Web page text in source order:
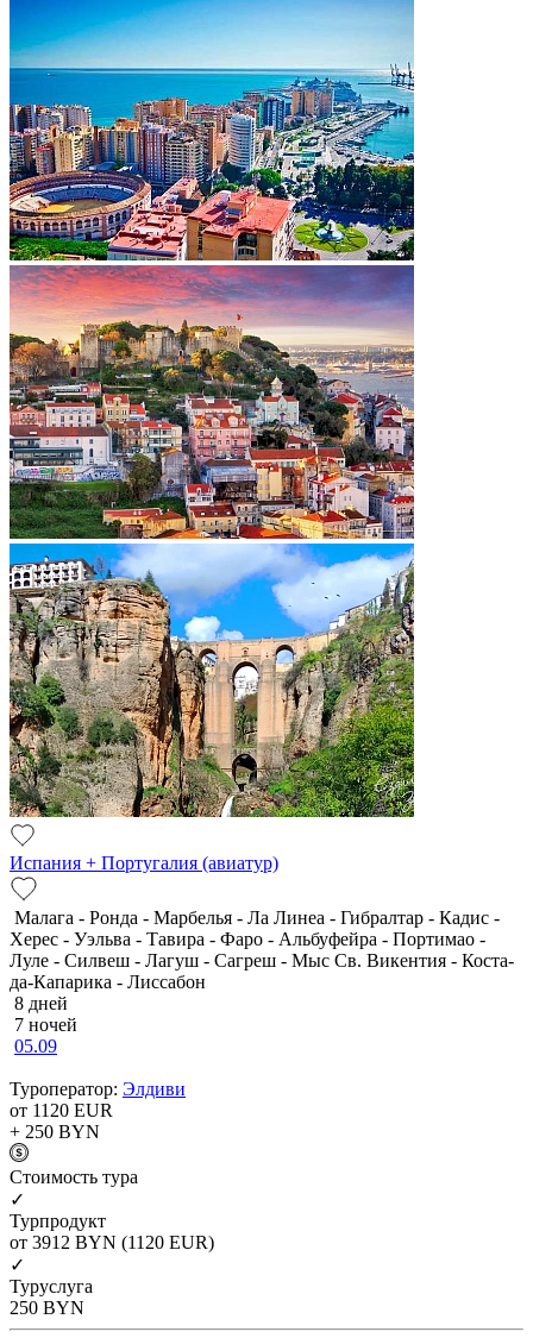
Испания + Португалия (авиатур)
Малага - Ронда - Марбелья - Ла Линеа - Гибралтар - Кадис -
Херес - Уэльва - Тавира - Фаро - Альбуфейра - Портимао -
Луле - Силвеш - Лагуш - Сагреш - Мыс Св. Викентия - Коста-
да-Капарика - Лиссабон
8 дней
7 ночей
05.09
Туроператор: Элдиви
от 1120 EUR
+ 250 BYN
Cтоимость тура
✓
Турпродукт
от 3912 BYN (1120 EUR)
✓
Туруслуга
250 BYN